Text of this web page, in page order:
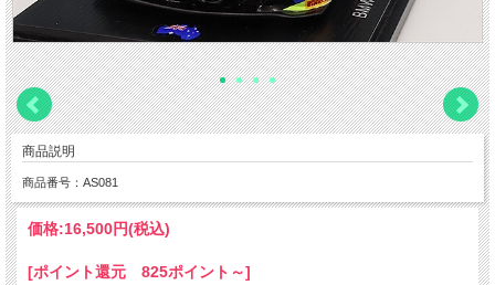
商品説明
商品番号：AS081
価格:16,500円(税込)
[ポイント還元 825ポイント～]